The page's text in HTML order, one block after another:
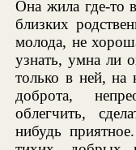
Она жила где-то
близких
молода, не
узнать, умна ли
только в ней, на
доброта,
облегчить,
нибудь